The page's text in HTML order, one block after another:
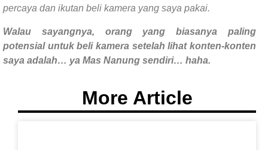
percaya dan ikutan beli kamera yang saya pakai.
Walau sayangnya, orang yang biasanya paling
potensial untuk beli kamera setelah lihat konten-konten
saya adalah… ya Mas Nanung sendiri… haha.
More Article